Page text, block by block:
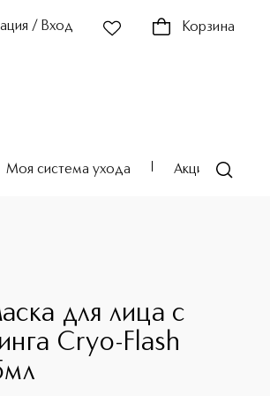
/ Вход Корзина
Моя система ухода Акции
для лица с
Cryo-Flash